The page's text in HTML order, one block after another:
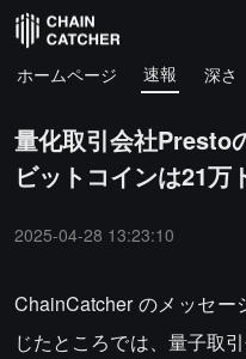
ホームページ 速報 深さ
量化取引会社Presto
ビットコインは21万
2025-04-28 13:23:10
ChainCatcher のメッセー
じたところでは、量子取